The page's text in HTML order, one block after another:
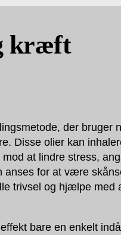
kræft
der bruger
Disse olier kan
at lindre stress,
anses for at være
trivsel og hjælpe med
bare en enkelt